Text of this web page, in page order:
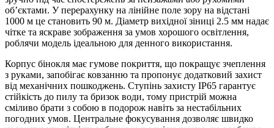
об’єктами. У перерахунку на лінійне поле зору на відстані
1000 м це становить 90 м. Діаметр вихідної зіниці 2.5 мм надає
чітке та яскраве зображення за умов хорошого освітлення,
роблячи модель ідеальною для денного використання.
Корпус бінокля має гумове покриття, що покращує зчеплення
з руками, запобігає ковзанню та пропонує додатковий захист
від механічних пошкоджень. Ступінь захисту IP65 гарантує
стійкість до пилу та бризок води, тому пристрій можна
сміливо брати з собою в подорож навіть за нестабільних
погодних умов. Центральне фокусування дозволяє швидко